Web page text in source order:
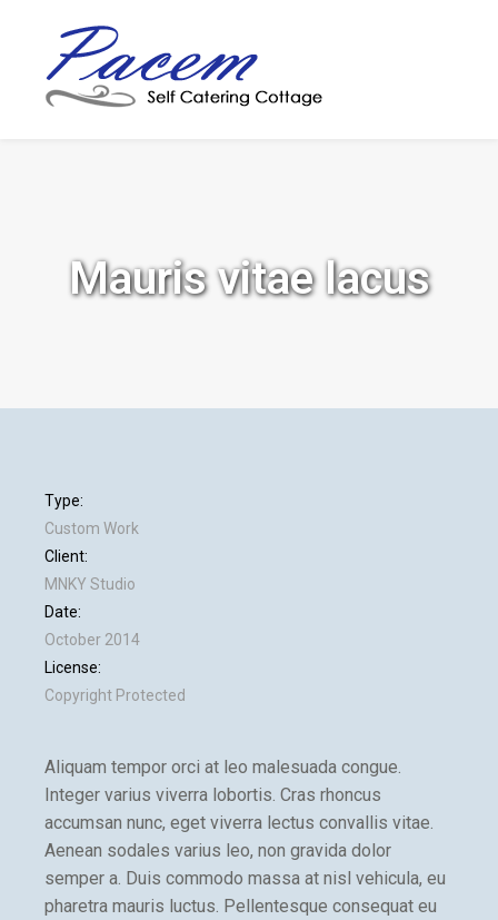
Mauris vitae lacus
Type:
Custom Work
Client:
MNKY Studio
Date:
October 2014
License:
Copyright Protected
Aliquam tempor orci at leo malesuada congue.
Integer varius viverra lobortis. Cras rhoncus
accumsan nunc, eget viverra lectus convallis vitae.
Aenean sodales varius leo, non gravida dolor
semper a. Duis commodo massa at nisl vehicula, eu
pharetra mauris luctus. Pellentesque consequat eu